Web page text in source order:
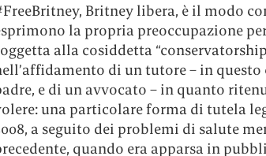
Britney libera, è il modo
la propria preoccupazione
alla cosiddetta
di un tutore – in questo
e di un avvocato – in quanto
una particolare forma di tutela
a seguito dei problemi di salute
quando era apparsa in